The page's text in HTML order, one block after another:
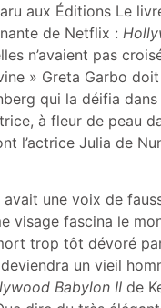
aux Éditions Le
de Netflix :
n’avaient pas
» Greta Garbo
qui la déifia dans
à fleur de peau
l’actrice Julia de
une voix de
fascina le
trop tôt dévoré
un vieil
Babylon II de